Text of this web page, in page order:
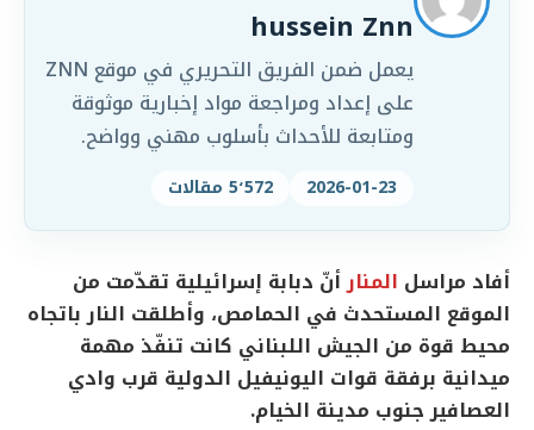
hussein Znn
يعمل ضمن الفريق التحريري في موقع ZNN
على إعداد ومراجعة مواد إخبارية موثوقة
ومتابعة للأحداث بأسلوب مهني وواضح.
2026-01-23 5٬572 مقالات
أفاد مراسل المنارأنّ دبابة إسرائيلية تقدّمت من
الموقع المستحدث في الحمامص، وأطلقت النار باتجاه
محيط قوة من الجيش اللبناني كانت تنفّذ مهمة
ميدانية برفقة قوات اليونيفيل الدولية قرب وادي
العصافير جنوب مدينة الخيام.